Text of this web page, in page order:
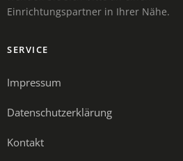
Einrichtungspartner in Ihrer Nähe.
SERVICE
Impressum
Datenschutzerklärung
Kontakt